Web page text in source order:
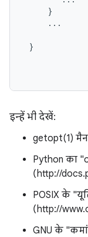
     }
     ...
}
इन्हें भी देखें:
getopt(1)
Python का
(http://
POSIX के
(http://
GNU के